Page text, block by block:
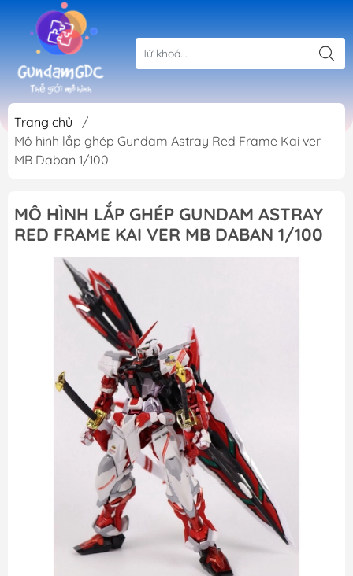
Trang chủ
/
Mô hình lắp ghép Gundam Astray Red Frame Kai ver
MB Daban 1/100
MÔ HÌNH LẮP GHÉP GUNDAM ASTRAY
RED FRAME KAI VER MB DABAN 1/100